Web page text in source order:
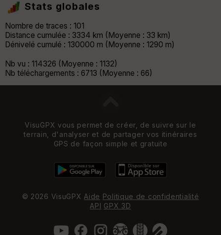
Stats globales
Nombre de traces : 101
Distance cumulée : 3334 km (Moyenne : 33 km)
Dénivelé cumulé : 130000 m (Moyenne : 1290 m)
Nb vu : 114326 (Moyenne : 1132)
Nb téléchargements : 6713 (Moyenne : 66)
VisuGPX vous permet de créer, de suivre sur le
terrain, d'analyser et de partager vos itinéraires
GPS de façon simple et gratuite
© 2026 VisuGPX Aide Politique de confidentialité
API GPX 3D